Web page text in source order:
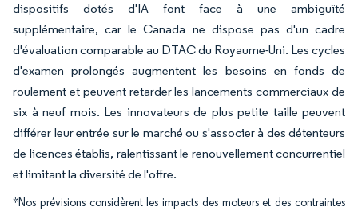
dispositifs dotés d'IA font face à une ambiguïté
supplémentaire, car le Canada ne dispose pas d'un cadre
d'évaluation comparable au DTAC du Royaume-Uni. Les cycles
d'examen prolongés augmentent les besoins en fonds de
roulement et peuvent retarder les lancements commerciaux de
six à neuf mois. Les innovateurs de plus petite taille peuvent
différer leur entrée sur le marché ou s'associer à des détenteurs
de licences établis, ralentissant le renouvellement concurrentiel
et limitant la diversité de l'offre.
*Nos prévisions considèrent les impacts des moteurs et des contraintes